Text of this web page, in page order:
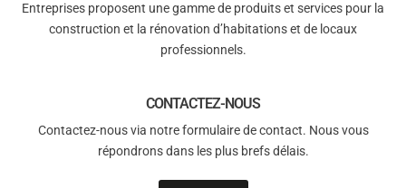
Entreprises proposent une gamme de produits et services pour la
construction et la rénovation d’habitations et de locaux
professionnels.
CONTACTEZ-NOUS
Contactez-nous via notre formulaire de contact. Nous vous
répondrons dans les plus brefs délais.